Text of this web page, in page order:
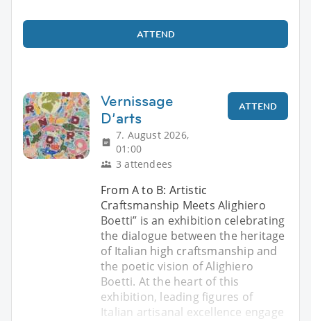
ATTEND
Vernissage
D’arts
7. August 2026,
01:00
3 attendees
ATTEND
From A to B: Artistic
Craftsmanship Meets Alighiero
Boetti” is an exhibition celebrating
the dialogue between the heritage
of Italian high craftsmanship and
the poetic vision of Alighiero
Boetti. At the heart of this
exhibition, leading figures of
Italian artisanal excellence engage